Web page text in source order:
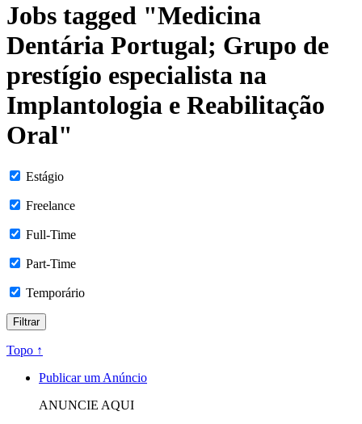
Jobs tagged "Medicina
Dentária Portugal; Grupo de
prestígio especialista na
Implantologia e Reabilitação
Oral"
Estágio
Freelance
Full-Time
Part-Time
Temporário
Topo ↑
Publicar um Anúncio
ANUNCIE AQUI